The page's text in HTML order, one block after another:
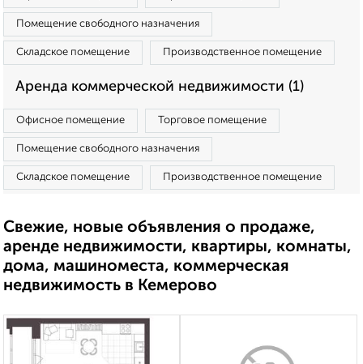
Помещение свободного назначения
Складское помещение Производственное помещение
Аренда коммерческой недвижимости (1)
Офисное помещение Торговое помещение
Помещение свободного назначения
Складское помещение Производственное помещение
Свежие, новые объявления о продаже,
аренде недвижимости, квартиры, комнаты,
дома, машиноместа, коммерческая
недвижимость в Кемерово